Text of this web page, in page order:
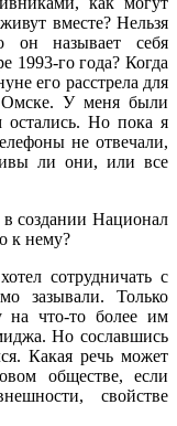
вместе? Нельзя
он называет себя
1993-го года? Когда
его расстрела для
Омске. У меня были
остались. Но пока я
не отвечали,
ли они, или все
создании Национал
к нему?
сотрудничать с
зазывали. Только
на что-то более им
Но сославшись
Какая речь может
обществе, если
свойстве